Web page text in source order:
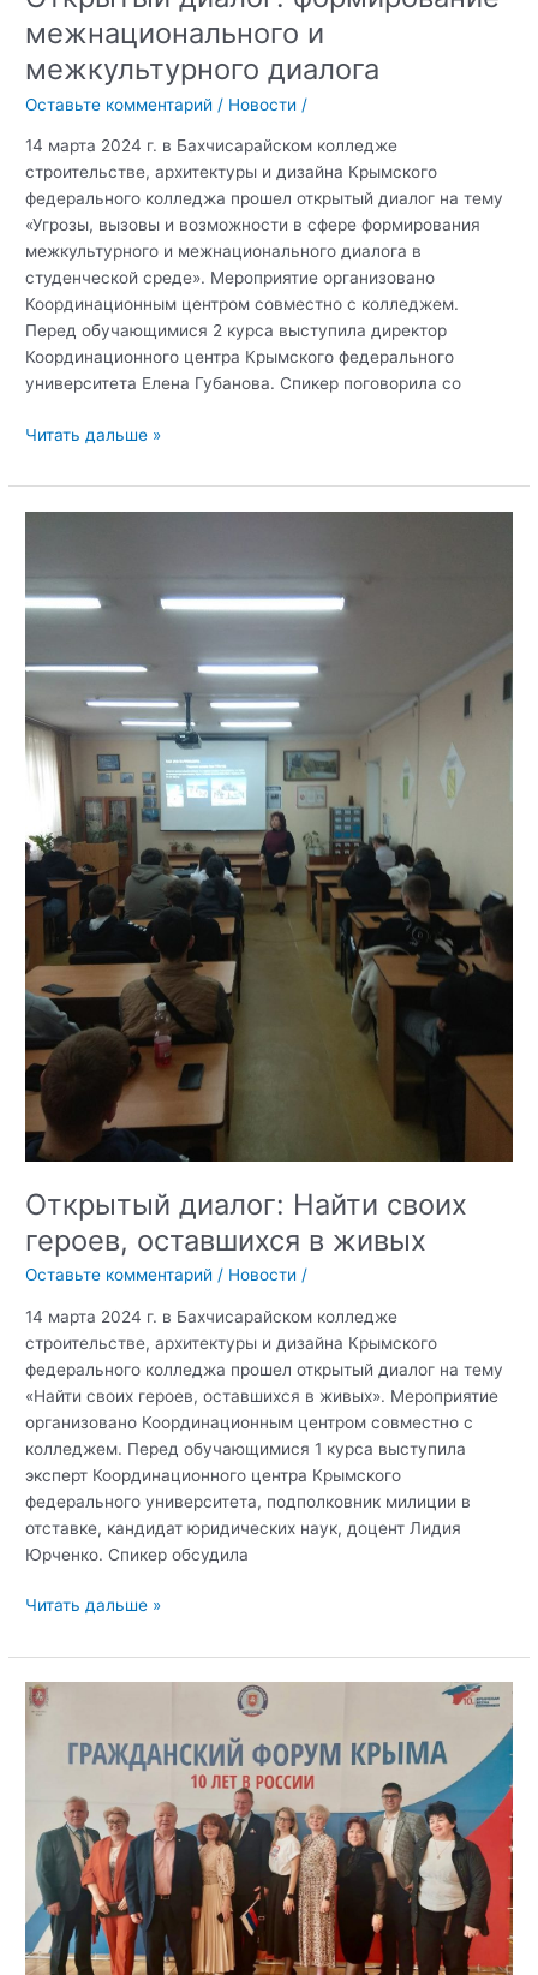
межнационального и
межкультурного диалога
Оставьте комментарий / Новости /
14 марта 2024 г. в Бахчисарайском колледже
строительстве, архитектуры и дизайна Крымского
федерального колледжа прошел открытый диалог на тему
«Угрозы, вызовы и возможности в сфере формирования
межкультурного и межнационального диалога в
студенческой среде». Мероприятие организовано
Координационным центром совместно с колледжем.
Перед обучающимися 2 курса выступила директор
Координационного центра Крымского федерального
университета Елена Губанова. Спикер поговорила со
Открытый
формирование
межнационального
диалога
Читать дальше »
Открытый диалог: Найти своих
героев, оставшихся в живых
Оставьте комментарий / Новости /
14 марта 2024 г. в Бахчисарайском колледже
строительстве, архитектуры и дизайна Крымского
федерального колледжа прошел открытый диалог на тему
«Найти своих героев, оставшихся в живых». Мероприятие
организовано Координационным центром совместно с
колледжем. Перед обучающимися 1 курса выступила
эксперт Координационного центра Крымского
федерального университета, подполковник милиции в
отставке, кандидат юридических наук, доцент Лидия
Юрченко. Спикер обсудила
Открытый
Найти
своих
героев,
Читать дальше »